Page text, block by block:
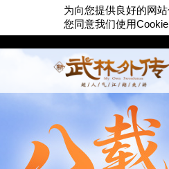
为向您提供良好的网
您同意我们使用Cookie